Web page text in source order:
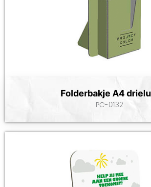
Folderbakje A4
PC-0132